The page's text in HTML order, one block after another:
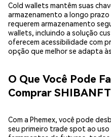
Cold wallets mantêm suas
armazenamento a longo
requerem armazenamento
wallets, incluindo a solução
oferecem acessibilidade com
opção que melhor se adapta
O Que Você Pode
Comprar
Com a Phemex, você pode
seu primeiro trade spot ao